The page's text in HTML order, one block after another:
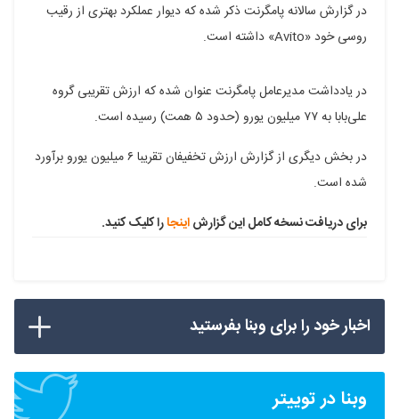
در گزارش سالانه پامگرنت ذکر شده که دیوار عملکرد بهتری از رقیب
روسی خود «Avito» داشته است.
در یادداشت مدیرعامل پامگرنت عنوان شده که ارزش تقریبی گروه
علی‌بابا به ۷۷ میلیون یورو (حدود ۵ همت) رسیده است.
در بخش دیگری از گزارش ارزش تخفیفان تقریبا ۶ میلیون یورو برآورد
شده است.
برای دریافت نسخه کامل این گزارشاینجارا کلیک کنید.
اخبار خود را برای وبنا بفرستید
وبنا در توییتر